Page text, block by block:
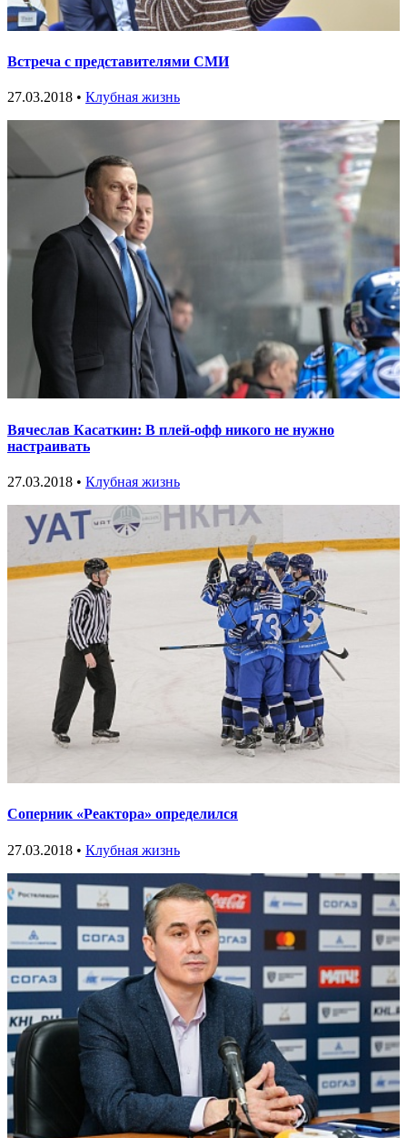
Встреча с представителями СМИ
27.03.2018 • Клубная жизнь
Вячеслав Касаткин: В плей-офф никого не нужно
настраивать
27.03.2018 • Клубная жизнь
Соперник «Реактора» определился
27.03.2018 • Клубная жизнь